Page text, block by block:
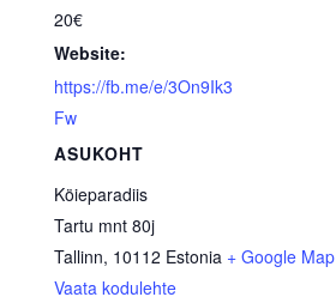
20€
Website:
https://fb.me/e/3On9Ik3
Fw
ASUKOHT
Köieparadiis
Tartu mnt 80j
Tallinn, 10112 Estonia + Google Map
Vaata kodulehte